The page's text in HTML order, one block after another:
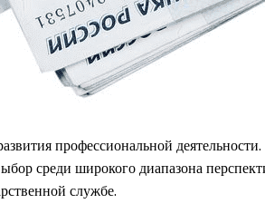
профессиональной
среди широкого диапазона
службе.